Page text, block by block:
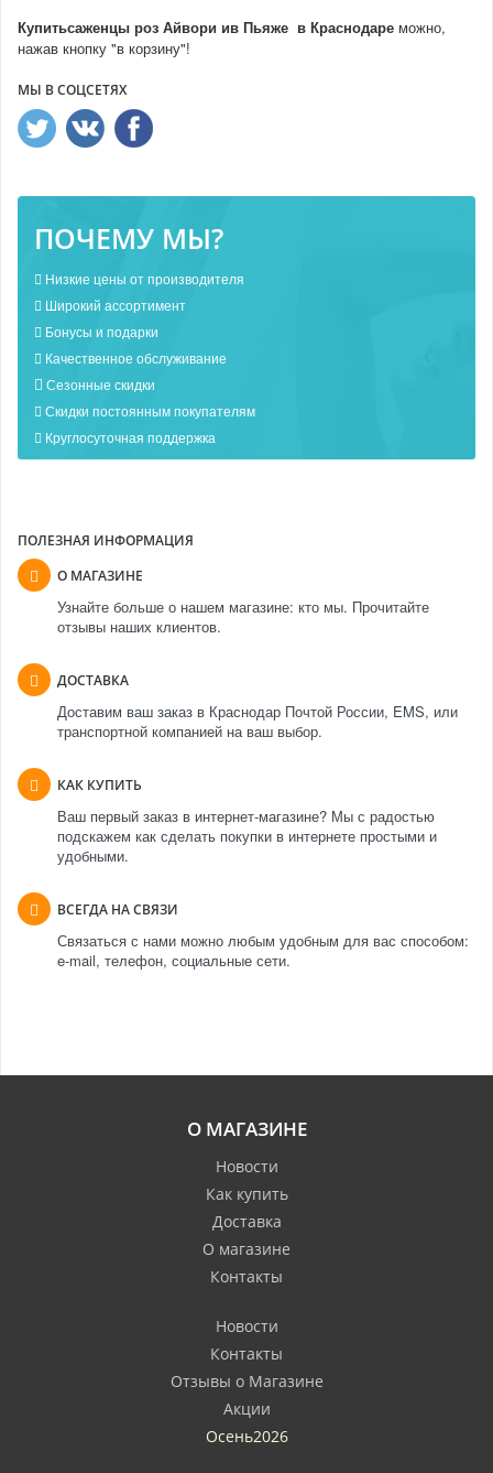
Купитьсаженцы роз Айвори ив Пьяже в Краснодаре можно,
нажав кнопку "в корзину"!
МЫ В СОЦСЕТЯХ
ПОЧЕМУ МЫ?
Низкие цены от производителя
Широкий ассортимент
Бонусы и подарки
Качественное обслуживание
Сезонные скидки
Скидки постоянным покупателям
Круглосуточная поддержка
ПОЛЕЗНАЯ ИНФОРМАЦИЯ
О МАГАЗИНЕ
Узнайте больше о нашем магазине: кто мы. Прочитайте
отзывы наших клиентов.
ДОСТАВКА
Доставим ваш заказ в Краснодар Почтой России, EMS, или
транспортной компанией на ваш выбор.
КАК КУПИТЬ
Ваш первый заказ в интернет-магазине? Мы с радостью
подскажем как сделать покупки в интернете простыми и
удобными.
ВСЕГДА НА СВЯЗИ
Связаться с нами можно любым удобным для вас способом:
e-mail, телефон, социальные сети.
О МАГАЗИНЕ
Новости
Как купить
Доставка
О магазине
Контакты
Новости
Контакты
Отзывы о Магазине
Акции
Осень2026